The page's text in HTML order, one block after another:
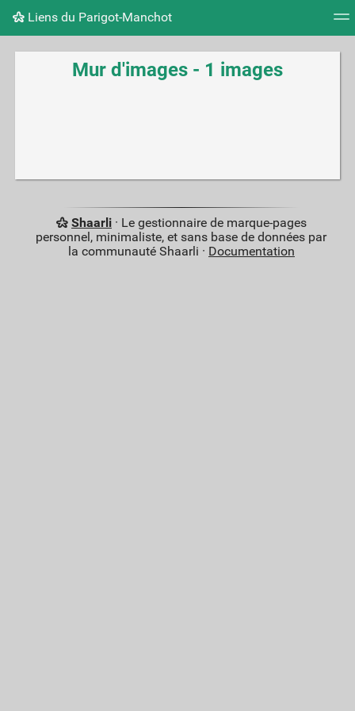
Liens du Parigot-Manchot
Nuage de tags Mur d'images Quotidien Flux
Mur d'images - 1 images
Shaarli· Le gestionnaire de marque-pages
personnel, minimaliste, et sans base de données par
la communauté Shaarli · Documentation